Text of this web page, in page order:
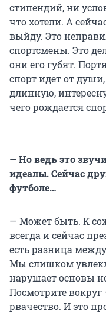
стипендий, ни
что хотели. А
выйду. Это
спортсмены. Это
они его губят.
спорт идет от
длинную,
чего рождается
— Но ведь это
идеалы. Сейчас
футболе…
— Может быть. К
всегда и сейчас
есть разница
Мы слишком
нарушает основы
Посмотрите
рвачество. И это